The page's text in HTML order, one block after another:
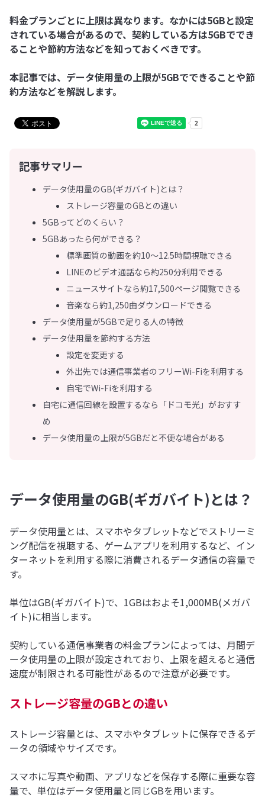
料金プランごとに上限は異なります。なかには5GBと設定
されている場合があるので、契約している方は5GBででき
ることや節約方法などを知っておくべきです。
本記事では、データ使用量の上限が5GBでできることや節
約方法などを解説します。
記事サマリー
データ使用量のGB(ギガバイト)とは？
ストレージ容量のGBとの違い
5GBってどのくらい？
5GBあったら何ができる？
標準画質の動画を約10～12.5時間視聴できる
LINEのビデオ通話なら約250分利用できる
ニュースサイトなら約17,500ページ閲覧できる
音楽なら約1,250曲ダウンロードできる
データ使用量が5GBで足りる人の特徴
データ使用量を節約する方法
設定を変更する
外出先では通信事業者のフリーWi-Fiを利用する
自宅でWi-Fiを利用する
自宅に通信回線を設置するなら「ドコモ光」がおすす
め
データ使用量の上限が5GBだと不便な場合がある
データ使用量のGB(ギガバイト)とは？
データ使用量とは、スマホやタブレットなどでストリーミ
ング配信を視聴する、ゲームアプリを利用するなど、イン
ターネットを利用する際に消費されるデータ通信の容量で
す。
単位はGB(ギガバイト)で、1GBはおよそ1,000MB(メガバ
イト)に相当します。
契約している通信事業者の料金プランによっては、月間デ
ータ使用量の上限が設定されており、上限を超えると通信
速度が制限される可能性があるので注意が必要です。
ストレージ容量のGBとの違い
ストレージ容量とは、スマホやタブレットに保存できるデ
ータの領域やサイズです。
スマホに写真や動画、アプリなどを保存する際に重要な容
量で、単位はデータ使用量と同じGBを用います。